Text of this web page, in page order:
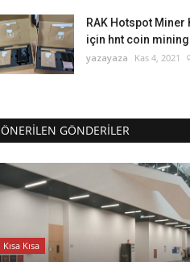
RAK Hotspot
için hnt coin
yazayaza Kas 4, 2021
ÖNERILEN GÖNDERILER
Kısa Kısa